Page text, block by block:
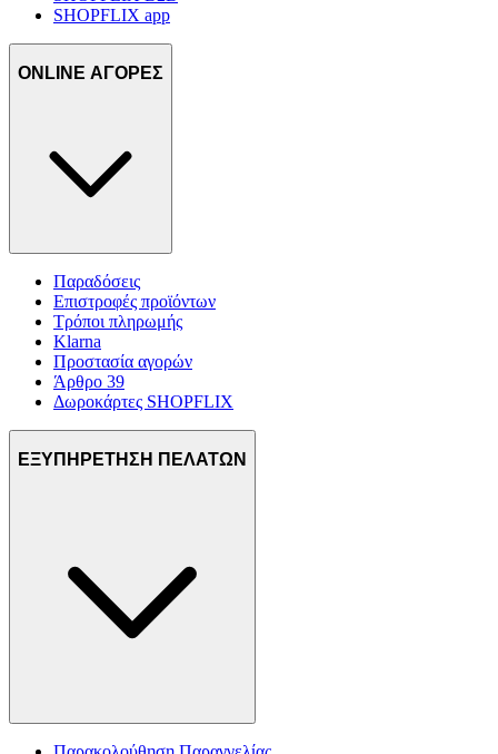
SHOPFLIX app
ONLINE ΑΓΟΡΕΣ
Παραδόσεις
Επιστροφές προϊόντων
Τρόποι πληρωμής
Klarna
Προστασία αγορών
Άρθρο 39
Δωροκάρτες SHOPFLIX
ΕΞΥΠΗΡΕΤΗΣΗ ΠΕΛΑΤΩΝ